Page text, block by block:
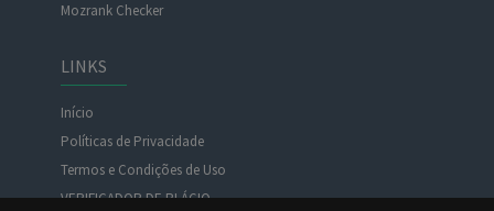
Mozrank Checker
LINKS
Início
Políticas de Privacidade
Termos e Condições de Uso
VERIFICADOR DE PLÁGIO